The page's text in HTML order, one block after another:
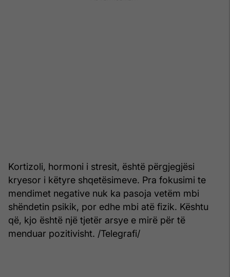
Kortizoli, hormoni i stresit, është përgjegjësi
kryesor i këtyre shqetësimeve. Pra fokusimi te
mendimet negative nuk ka pasoja vetëm mbi
shëndetin psikik, por edhe mbi atë fizik. Kështu
që, kjo është një tjetër arsye e mirë për të
menduar pozitivisht. /Telegrafi/